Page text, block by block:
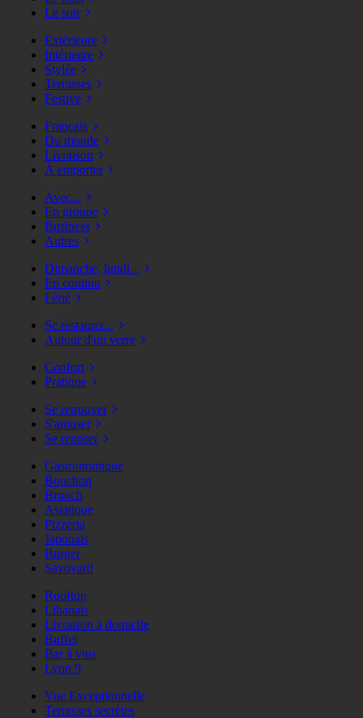
Le soir
Extérieure
Intérieure
Stylée
Terrasses
Festive
Français
Du monde
Livraison
À emporter
Avec...
En groupe
Business
Autres
Dimanche, lundi...
En continu
Férié
Se restaurer...
Autour d'un verre
Confort
Pratique
Se retrouver
S'amuser
Se reposer
Gastronomique
Bouchon
Brunch
Asiatique
Pizzéria
Japonais
Burger
Savoyard
Rooftop
Libanais
Livraison à domicile
Buffet
Bar à vins
Lyon 9
Vue Exceptionnelle
Terrasses secrètes